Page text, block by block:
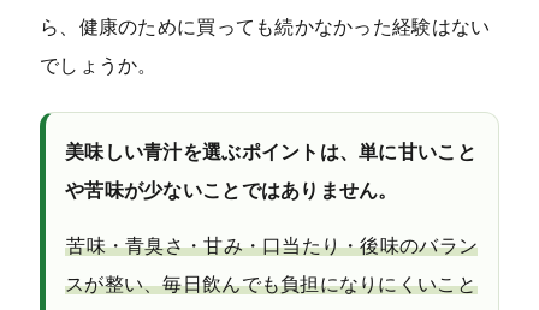
＿パーソナライズ (定期) プロ仕様
＿店頭販売の青汁(単回)
キャンペーン
ら、健康のために買っても続かなかった経験はない
でしょうか。
美味しい青汁を選ぶポイントは、単に甘いこと
や苦味が少ないことではありません。
苦味・青臭さ・甘み・口当たり・後味のバラン
スが整い、毎日飲んでも負担になりにくいこと